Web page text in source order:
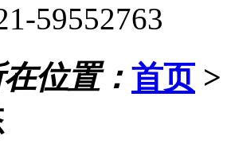
59552763
位置： 首页